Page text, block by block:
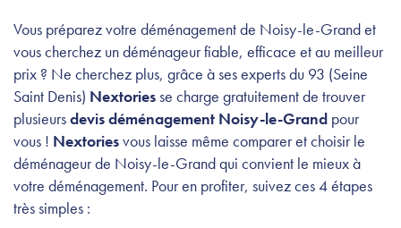
Vous préparez votre déménagement de Noisy-le-Grand et
vous cherchez un déménageur fiable, efficace et au meilleur
prix ? Ne cherchez plus, grâce à ses experts du 93 (Seine
Saint Denis) Nextoriesse charge gratuitement de trouver
plusieursdevis déménagement Noisy-le-Grand pour
vous ! Nextoriesvous laisse même comparer et choisir le
déménageur de Noisy-le-Grand qui convient le mieux à
votre déménagement. Pour en profiter, suivez ces 4 étapes
très simples :